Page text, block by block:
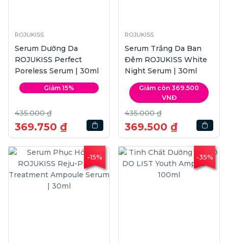
ROJUKISS
Serum Dưỡng Da
ROJUKISS Perfect
Poreless Serum | 30ml
Giảm 15%
435.000 ₫
369.750 ₫
ROJUKISS
Serum Trắng Da Ban
Đêm ROJUKISS White
Night Serum | 30ml
Giảm còn 369.500
VNĐ
435.000 ₫
369.500 ₫
-15% -35%